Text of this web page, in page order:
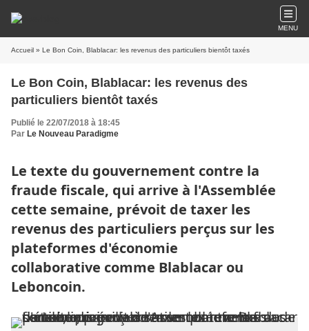
MENU
Accueil » Le Bon Coin, Blablacar: les revenus des particuliers bientôt taxés
Le Bon Coin, Blablacar: les revenus des
particuliers bientôt taxés
Publié le 22/07/2018 à 18:45
Par Le Nouveau Paradigme
Le texte du gouvernement contre la
fraude fiscale, qui arrive à l'Assemblée
cette semaine, prévoit de taxer les
revenus des particuliers perçus sur les
plateformes d'économie
collaborative comme Blablacar ou
Leboncoin.